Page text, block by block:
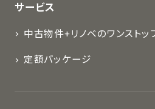
サービス
中古物件+リノベのワンストッ
定額パッケージ